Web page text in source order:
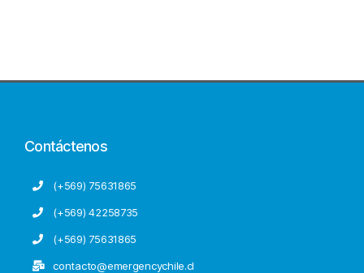
Contáctenos
(+569) 75631865
(+569) 42258735
(+569) 75631865
contacto@emergencychile.cl